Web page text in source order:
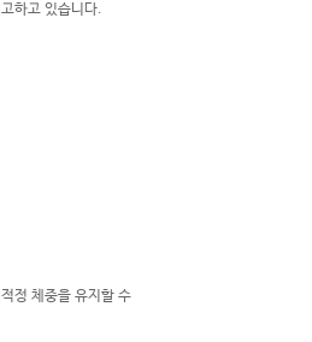
하고 있습니다.
적정 체중을 유지할 수